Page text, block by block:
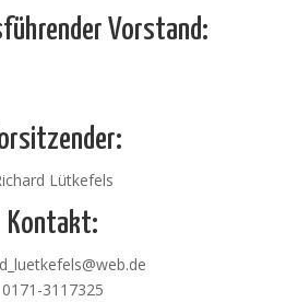
Vorstand:
Lütkefels
Kontakt:
0171-3117325